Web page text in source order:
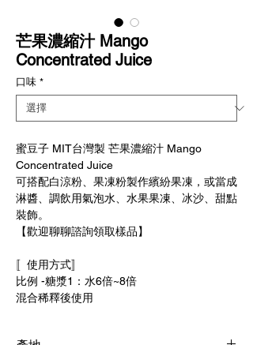
芒果濃縮汁 Mango
Concentrated Juice
口味 *
蜜豆子 MIT台灣製 芒果濃縮汁 Mango
Concentrated Juice
可搭配白涼粉、果凍粉製作繽紛果凍，或當成
淋醬、調飲用氣泡水、水果果凍、冰沙、甜點
裝飾。
【歡迎聊聊諮詢領取樣品】
〚使用方式〛
比例 -糖漿1：水6倍~8倍
混合稀釋後使用